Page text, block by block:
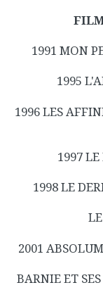
1991 MON
1995
1996 LES
1997
1998 LE
2001
BARNIE ET